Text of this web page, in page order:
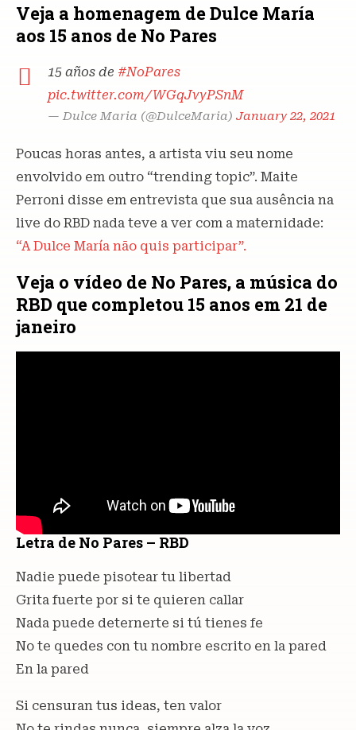
Veja a homenagem de Dulce María
aos 15 anos de No Pares
15 años de #NoPares
pic.twitter.com/WGqJvyPSnM
— Dulce Maria (@DulceMaria) January 22, 2021
Poucas horas antes, a artista viu seu nome
envolvido em outro “trending topic”. Maite
Perroni disse em entrevista que sua ausência na
live do RBD nada teve a ver com a maternidade:
“A Dulce María não quis participar”.
Veja o vídeo de No Pares, a música do
RBD que completou 15 anos em 21 de
janeiro
Letra de No Pares – RBD
Nadie puede pisotear tu libertad
Grita fuerte por si te quieren callar
Nada puede deternerte si tú tienes fe
No te quedes con tu nombre escrito en la pared
En la pared
Si censuran tus ideas, ten valor